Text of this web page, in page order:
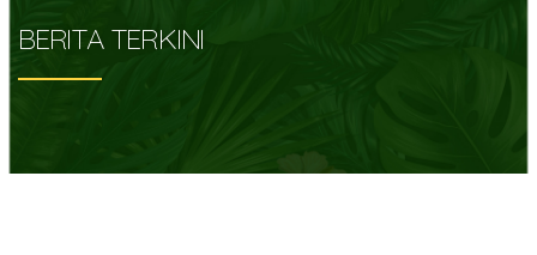
BERITA TERKINI